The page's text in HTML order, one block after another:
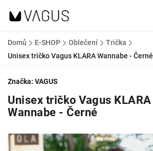
Domů / E-SHOP / Oblečení / Trička /
Unisex tričko Vagus KLARA Wannabe - Černé
Unisex tričko Vagus KLARA
Wannabe - Černé
Značka: VAGUS